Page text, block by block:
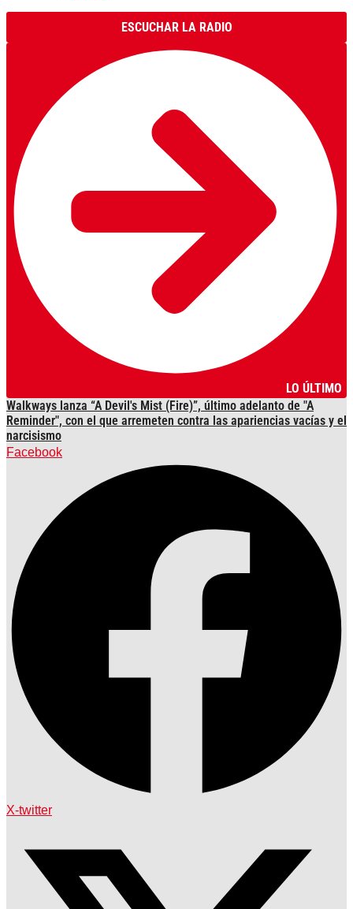
ESCUCHAR LA RADIO
LO ÚLTIMO
Walkways lanza “A Devil's Mist (Fire)”, último adelanto de "A
Reminder", con el que arremeten contra las apariencias vacías y el
narcisismo
Facebook
X-twitter